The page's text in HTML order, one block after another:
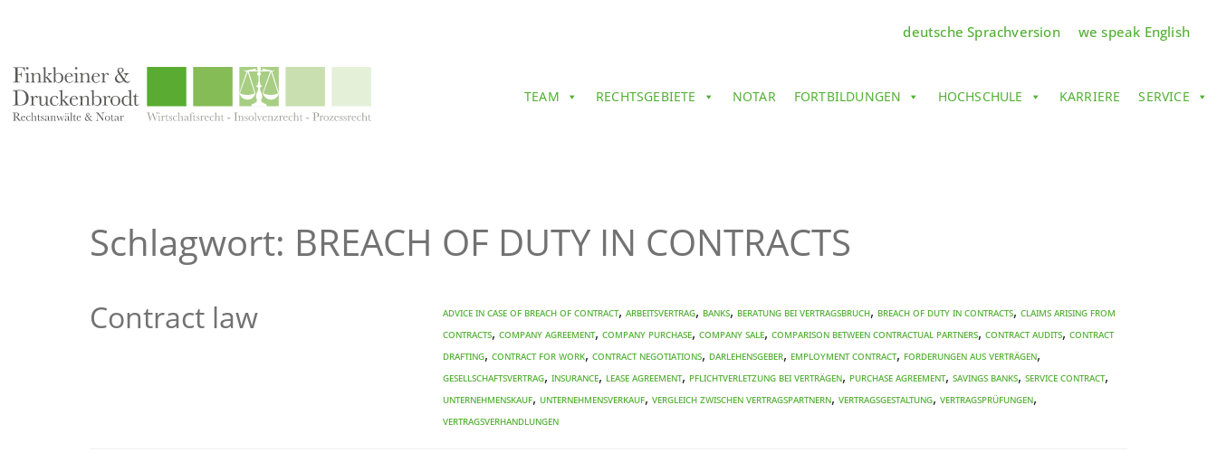
deutsche Sprachversion we speak English
TEAM RECHTSGEBIETE NOTAR FORTBILDUNGEN HOCHSCHULE KARRIERE SERVICE
Schlagwort: BREACH OF DUTY IN CONTRACTS
Contract law ADVICE IN CASE OF BREACH OF CONTRACT, Arbeitsvertrag, BANKS, beratung bei Vertragsbruch, BREACH OF DUTY IN CONTRACTS, CLAIMS ARISING FROM
CONTRACTS, COMPANY AGREEMENT, COMPANY PURCHASE, COMPANY SALE, COMPARISON BETWEEN CONTRACTUAL PARTNERS, CONTRACT AUDITS, CONTRACT
DRAFTING, CONTRACT FOR WORK, CONTRACT NEGOTIATIONS, Darlehensgeber, EMPLOYMENT CONTRACT, Forderungen aus Verträgen,
Gesellschaftsvertrag, INSURANCE, LEASE AGREEMENT, Pflichtverletzung bei Verträgen, PURCHASE AGREEMENT, SAVINGS BANKS, SERVICE CONTRACT,
Unternehmenskauf, Unternehmensverkauf, Vergleich zwischen Vertragspartnern, Vertragsgestaltung, Vertragsprüfungen,
Vertragsverhandlungen